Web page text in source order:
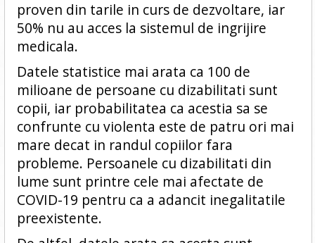
proven din tarile in curs de dezvoltare, iar
50% nu au acces la sistemul de ingrijire
medicala.
Datele statistice mai arata ca 100 de
milioane de persoane cu dizabilitati sunt
copii, iar probabilitatea ca acestia sa se
confrunte cu violenta este de patru ori mai
mare decat in randul copiilor fara
probleme. Persoanele cu dizabilitati din
lume sunt printre cele mai afectate de
COVID-19 pentru ca a adancit inegalitatile
preexistente.